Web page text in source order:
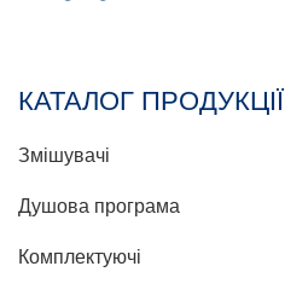
КАТАЛОГ ПРОДУКЦІЇ
Змішувачі
Душова програма
Комплектуючі